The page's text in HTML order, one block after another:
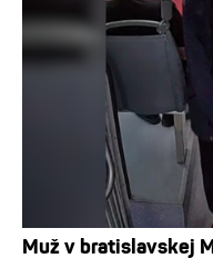
Muž v bratislavskej